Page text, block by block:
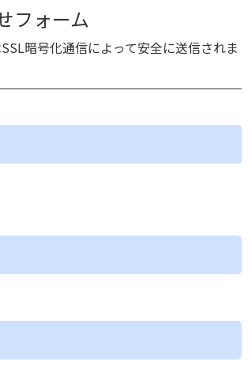
フォーム
暗号化通信によって安全に送信されま